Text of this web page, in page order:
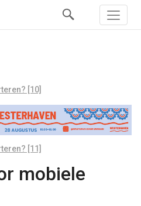
[10]
[11]
mobiele